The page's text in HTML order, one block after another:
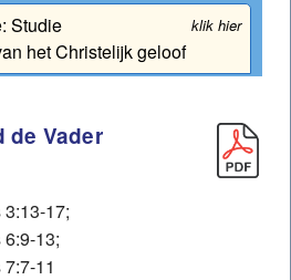
Studie klik hier
het Christelijk geloof
de Vader
3:13-17;
6:9-13;
11